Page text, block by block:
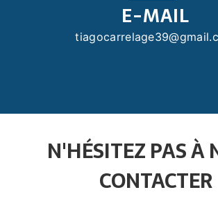
E-MAIL
N'HÉSITEZ PAS À
CONTACTER